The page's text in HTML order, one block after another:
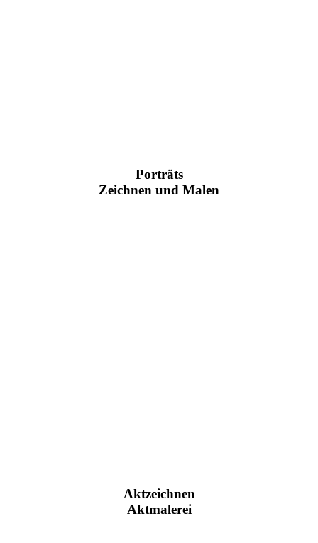
Porträts
Zeichnen und Malen
Aktzeichnen
Aktmalerei